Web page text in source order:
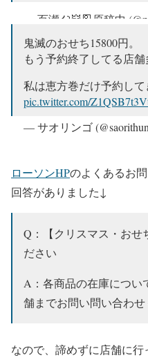
— 百瀬໒꒱👹🎴原稿中
鬼滅のおせち15800円。
もう予約終了してる店舗
私は恵方巻だけ予約し
pic.twitter.com/
— サオリンゴ
ローソンHPのよくあるお
回答がありました↓
Q：【クリスマス・おせ
ださい
A：各商品の在庫につい
舗までお問い問い合わせ
なので、諦めずに店舗に